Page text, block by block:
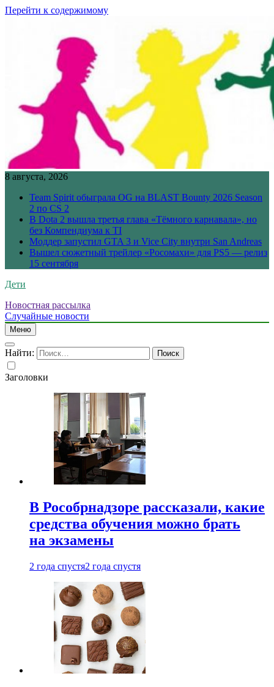
Перейти к содержимому
8 августа, 2026
Team Spirit обыграла OG на BLAST Bounty 2026 Season
2 по CS 2
В Dota 2 вышла третья глава «Тёмного карнавала», но
без Компендиума к TI
Моддер запустил GTA 3 и Vice City внутри San Andreas
Вышел сюжетный трейлер «Росомахи» для PS5 — релиз
15 сентября
Дети
Новостная рассылка
Случайные новости
Меню
Найти:
Заголовки
В Рособрнадзоре рассказали, какие
средства обучения можно брать
на экзамены
2 года спустя2 года спустя